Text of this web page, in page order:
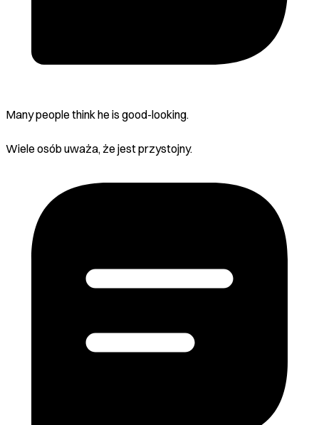
Many people think he is good-looking.
Wiele osób uważa, że jest przystojny.